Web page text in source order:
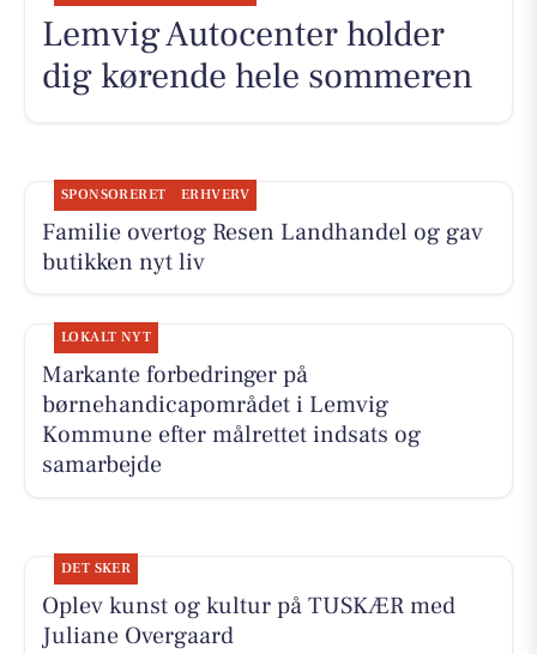
Lemvig Autocenter holder
dig kørende hele sommeren
SPONSORERET ERHVERV
Familie overtog Resen Landhandel og gav
butikken nyt liv
LOKALT NYT
Markante forbedringer på
børnehandicapområdet i Lemvig
Kommune efter målrettet indsats og
samarbejde
DET SKER
Oplev kunst og kultur på TUSKÆR med
Juliane Overgaard